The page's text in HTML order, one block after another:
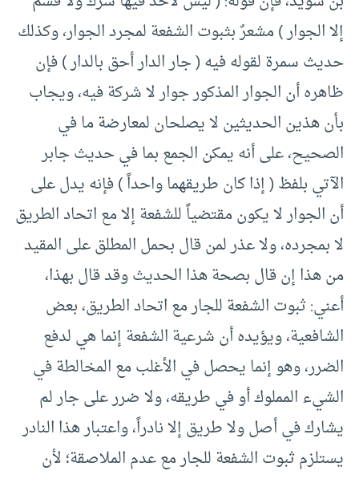
إلا الجوار ) مشعرٌ بثبوت الشفعة لمجرد الجوار، وكذلك
حديث سمرة لقوله فيه ( جار الدار أحق بالدار ) فإن
ظاهره أن الجوار المذكور جوار لا شركة فيه، ويجاب
بأن هذين الحديثين لا يصلحان لمعارضة ما في
الصحيح، على أنه يمكن الجمع بما في حديث جابر
الآتي بلفظ ( إذا كان طريقهما واحداً ) فإنه يدل على
أن الجوار لا يكون مقتضياً للشفعة إلا مع اتحاد الطريق
لا بمجرده، ولا عذر لمن قال بحمل المطلق على المقيد
من هذا إن قال بصحة هذا الحديث وقد قال بهذا،
أعني: ثبوت الشفعة للجار مع اتحاد الطريق، بعض
الشافعية، ويؤيده أن شرعية الشفعة إنما هي لدفع
الضرر، وهو إنما يحصل في الأغلب مع المخالطة في
الشيء المملوك أو في طريقه، ولا ضرر على جار لم
يشارك في أصل ولا طريق إلا نادراً، واعتبار هذا النادر
يستلزم ثبوت الشفعة للجار مع عدم الملاصقة؛ لأن